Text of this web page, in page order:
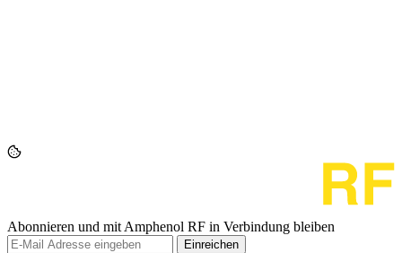
Abonnieren und mit Amphenol RF in Verbindung bleiben
Einreichen